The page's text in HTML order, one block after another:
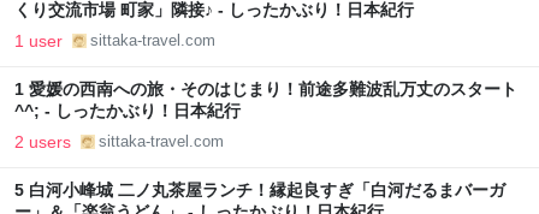
くり交流市場 町家」隣接♪ - しったかぶり！日本紀行
1 user sittaka-travel.com
1 愛媛の西南への旅・そのはじまり！前途多難波乱万丈のスタート
^^; - しったかぶり！日本紀行
2 users sittaka-travel.com
5 白河小峰城 二ノ丸茶屋ランチ！縁起良すぎ「白河だるまバーガ